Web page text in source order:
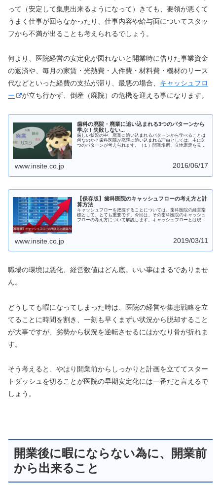
って（安定して集患出来るようになって）きても、要領が悪くて
うまく仕事が回らなかったり、仕事内容や給与面についてスタッ
フから不満が出ることも考えられるでしょう。
何より、医院経営の安定化が図れないと開業時に借りた事業資金
の返済や、毎月の家賃・光熱費・人件費・材料費・機材のリース
代などといった経費の支払が滞り、最悪の場合、 キャッシュフロ
ー
が立ち行かず、倒産（廃院）の危機を迎える事になります。
歯科の廃院・廃業に追い込まれる3つのパターンから
学ぶ！失敗しない...
厳しい状況の中、廃業に追い込まれるパターンから学べることは
何なのか？歯科医院が廃院に追い込まれる理由としては、主に3
つのパターンが考えられます。（１）開業場所、立地選定を見誤
www.insite.co.jp 2016/06/17
【保存版】歯科医院のキャッシュフローの考え方と計
算方法
キャッシュフローを把握することについては、歯科医院の経営指
標として、とても重要です。今回は、その歯科医院のキャッシュ
フローの考え方について解説します。キャッシュフローとは現金
www.insite.co.jp 2019/03/11
職場の環境は悪化、経営数値はどん底。いい事はまるでありませ
ん。
どうしても暇になってしまった時は、医院の経営や集患戦略を立
てることに時間を割き、一刻も早くまずい状況から脱却すること
が大事ですが、劣勢から状況を逆転させるにはかなり骨が折れま
す。
そう考えると、やはり開業前からしっかりと計画を立ててスター
トダッシュを切ることが医院の早期安定化には一番だと言えるで
しょう。
開業後に暇にならない為に、開業前
から出来ること